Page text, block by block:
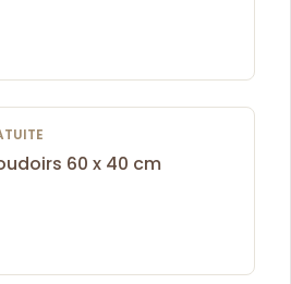
60 x 40 cm